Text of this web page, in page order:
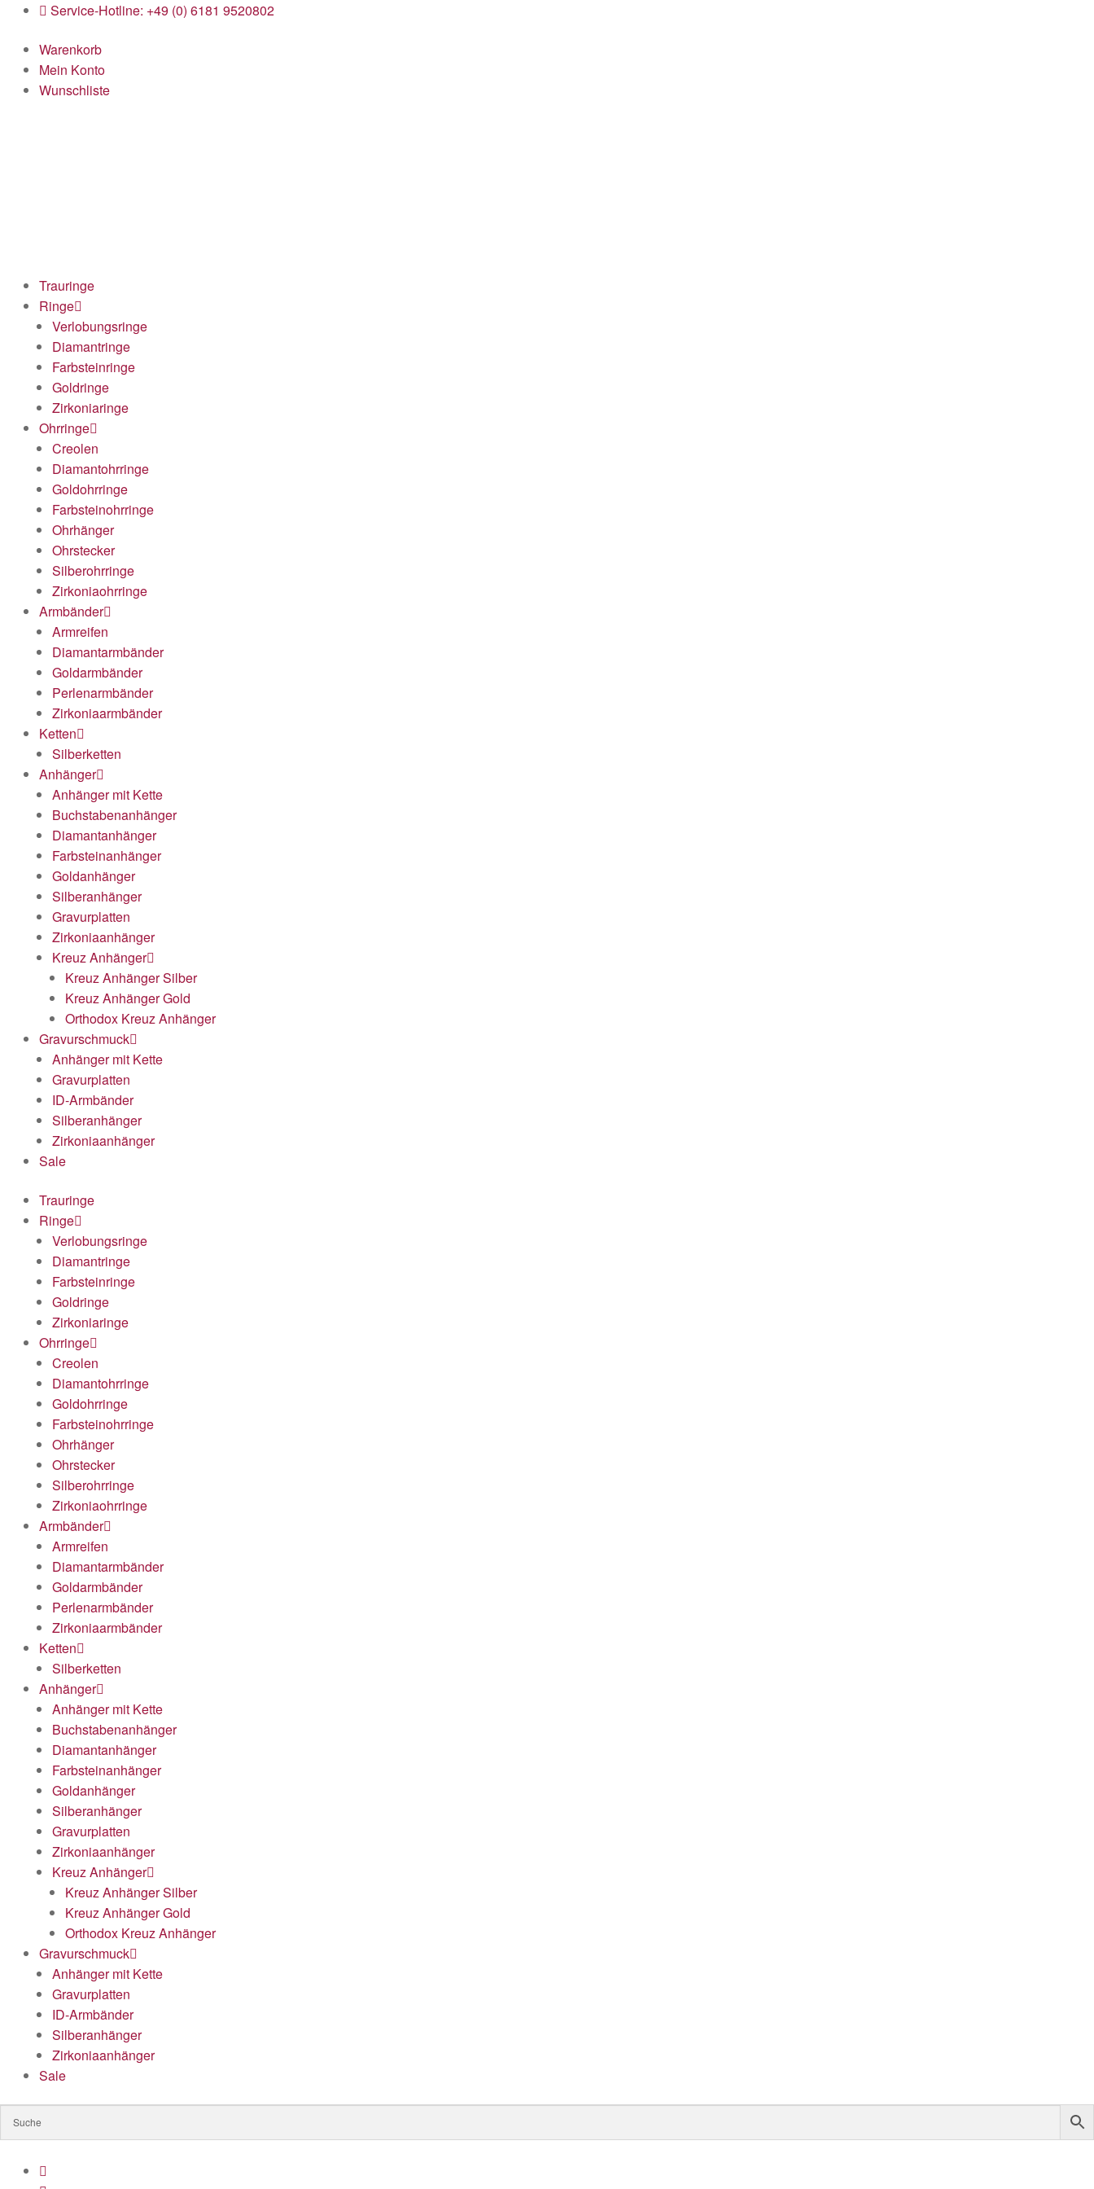
Service-Hotline: +49 (0) 6181 9520802
Warenkorb
Mein Konto
Wunschliste
Trauringe
Ringe
Verlobungsringe
Diamantringe
Farbsteinringe
Goldringe
Zirkoniaringe
Ohrringe
Creolen
Diamantohrringe
Goldohrringe
Farbsteinohrringe
Ohrhänger
Ohrstecker
Silberohrringe
Zirkoniaohrringe
Armbänder
Armreifen
Diamantarmbänder
Goldarmbänder
Perlenarmbänder
Zirkoniaarmbänder
Ketten
Silberketten
Anhänger
Anhänger mit Kette
Buchstabenanhänger
Diamantanhänger
Farbsteinanhänger
Goldanhänger
Silberanhänger
Gravurplatten
Zirkoniaanhänger
Kreuz Anhänger
Kreuz Anhänger Silber
Kreuz Anhänger Gold
Orthodox Kreuz Anhänger
Gravurschmuck
Anhänger mit Kette
Gravurplatten
ID-Armbänder
Silberanhänger
Zirkoniaanhänger
Sale
Trauringe
Ringe
Verlobungsringe
Diamantringe
Farbsteinringe
Goldringe
Zirkoniaringe
Ohrringe
Creolen
Diamantohrringe
Goldohrringe
Farbsteinohrringe
Ohrhänger
Ohrstecker
Silberohrringe
Zirkoniaohrringe
Armbänder
Armreifen
Diamantarmbänder
Goldarmbänder
Perlenarmbänder
Zirkoniaarmbänder
Ketten
Silberketten
Anhänger
Anhänger mit Kette
Buchstabenanhänger
Diamantanhänger
Farbsteinanhänger
Goldanhänger
Silberanhänger
Gravurplatten
Zirkoniaanhänger
Kreuz Anhänger
Kreuz Anhänger Silber
Kreuz Anhänger Gold
Orthodox Kreuz Anhänger
Gravurschmuck
Anhänger mit Kette
Gravurplatten
ID-Armbänder
Silberanhänger
Zirkoniaanhänger
Sale